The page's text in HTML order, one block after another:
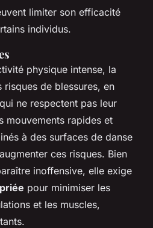
limiter son efficacité
individus.
physique intense, la
risques de blessures, en
ne respectent pas leur
mouvements rapides et
à des surfaces de danse
ces risques. Bien
inoffensive, elle exige
pour minimiser les
et les muscles,